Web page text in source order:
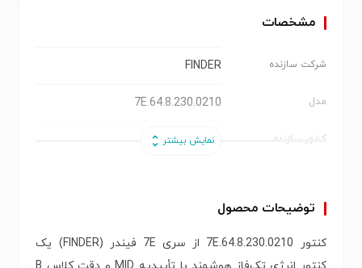
مشخصات
شرکت سازنده FINDER
مدل 7E.64.8.230.0210
کشور سازنده ایتالیا
نوع محصول کنتور انرژی تک‌فاز هوشمند
سری 7E Series – Energy Meter
توضیحات محصول
کنتور 7E.64.8.230.0210 از سری 7E فیندر (FINDER) یک